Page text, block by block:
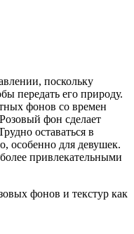
поскольку
передать его природу.
фонов со времен
фон сделает
оставаться в
особенно для девушек.
привлекательными
фонов и текстур как